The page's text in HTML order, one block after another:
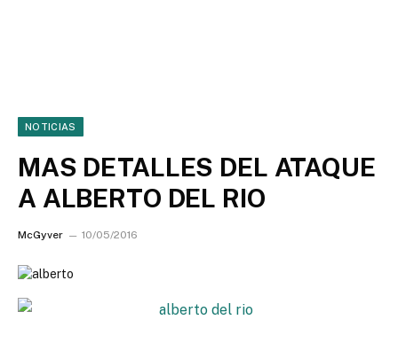
NOTICIAS
MAS DETALLES DEL ATAQUE
A ALBERTO DEL RIO
McGyver 10/05/2016